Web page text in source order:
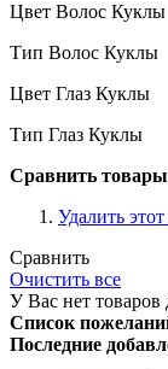
Цвет Волос Куклы
Тип Волос Куклы
Цвет Глаз Куклы
Тип Глаз Куклы
Сравнить товары
Удалить
Сравнить
Очистить все
У Вас нет товаров
Список
Последние